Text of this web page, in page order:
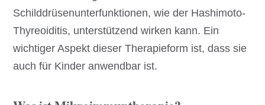
Schilddrüsenunterfunktionen, wie der Hashimoto-
Thyreoiditis, unterstützend wirken kann. Ein
wichtiger Aspekt dieser Therapieform ist, dass sie
auch für Kinder anwendbar ist.